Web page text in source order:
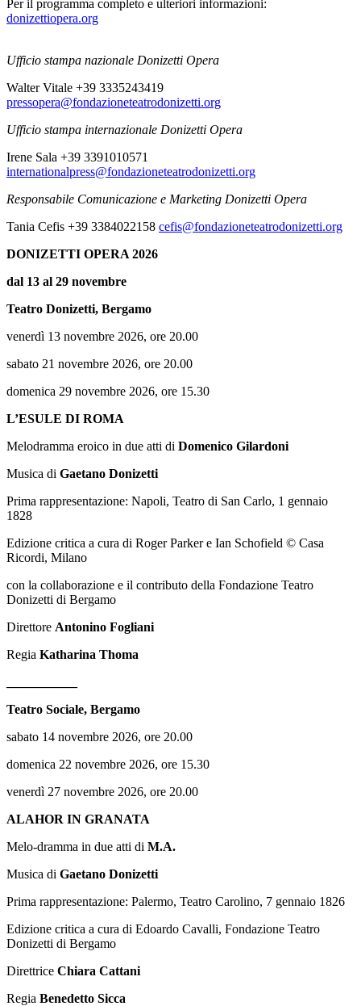
Per il programma completo e ulteriori informazioni:
donizettiopera.org
Ufficio stampa nazionale Donizetti Opera
Walter Vitale +39 3335243419
pressopera@fondazioneteatrodonizetti.org
Ufficio stampa internazionale Donizetti Opera
Irene Sala +39 3391010571
internationalpress@fondazioneteatrodonizetti.org
Responsabile Comunicazione e Marketing Donizetti Opera
Tania Cefis +39 3384022158 cefis@fondazioneteatrodonizetti.org
DONIZETTI OPERA 2026
dal 13 al 29 novembre
Teatro Donizetti, Bergamo
venerdì 13 novembre 2026, ore 20.00
sabato 21 novembre 2026, ore 20.00
domenica 29 novembre 2026, ore 15.30
L’ESULE DI ROMA
Melodramma eroico in due atti di Domenico Gilardoni
Musica di Gaetano Donizetti
Prima rappresentazione: Napoli, Teatro di San Carlo, 1 gennaio
1828
Edizione critica a cura di Roger Parker e Ian Schofield © Casa
Ricordi, Milano
con la collaborazione e il contributo della Fondazione Teatro
Donizetti di Bergamo
Direttore Antonino Fogliani
Regia Katharina Thoma
Teatro Sociale, Bergamo
sabato 14 novembre 2026, ore 20.00
domenica 22 novembre 2026, ore 15.30
venerdì 27 novembre 2026, ore 20.00
ALAHOR IN GRANATA
Melo-dramma in due atti di M.A.
Musica di Gaetano Donizetti
Prima rappresentazione: Palermo, Teatro Carolino, 7 gennaio 1826
Edizione critica a cura di Edoardo Cavalli, Fondazione Teatro
Donizetti di Bergamo
Direttrice Chiara Cattani
Regia Benedetto Sicca